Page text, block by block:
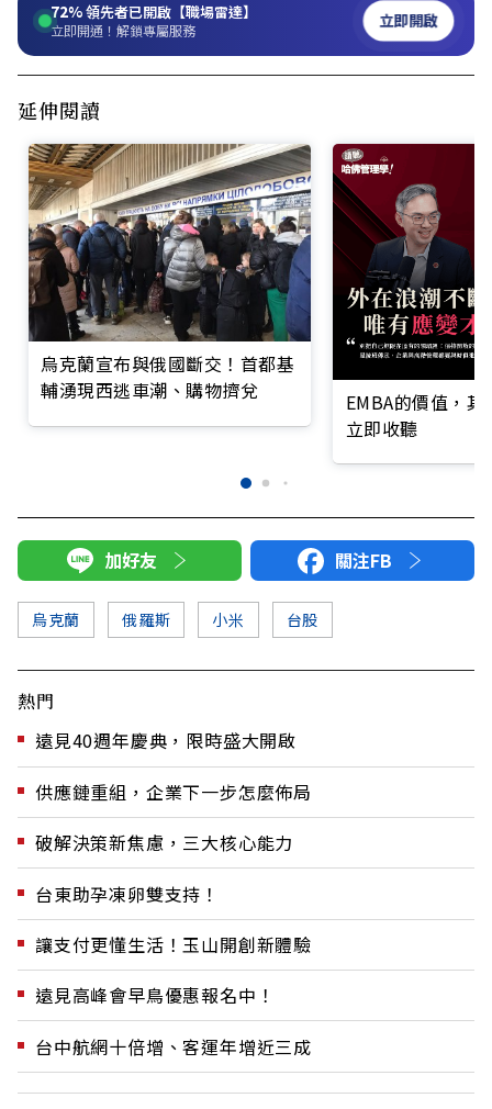
72%領先者已開啟【職場雷達】
立即開通！解鎖專屬服務 立即開啟
延伸閱讀
烏克蘭宣布與俄國斷交！首都基
輔湧現西逃車潮、購物擠兌
EMBA的價值，
立即收聽
加好友 關注FB
烏克蘭 俄羅斯 小米 台股
熱門
遠見40週年慶典，限時盛大開啟
供應鏈重組，企業下一步怎麼佈局
破解決策新焦慮，三大核心能力
台東助孕凍卵雙支持！
讓支付更懂生活！玉山開創新體驗
遠見高峰會早鳥優惠報名中！
台中航網十倍增、客運年增近三成